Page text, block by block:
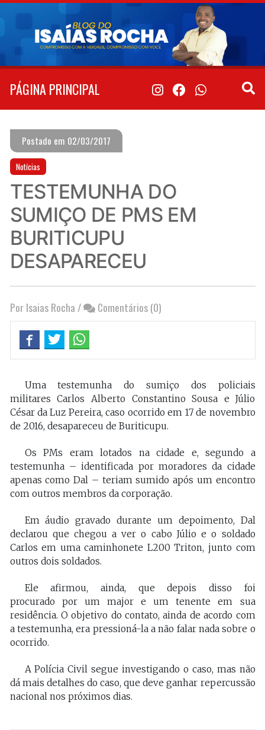
Pular
conteúdo
PÁGINA PRINCIPAL
Postado em 02/03/2017
Notícias
TESTEMUNHA DO
SUMIÇO DE PMS EM
BURITICUPU
DESAPARECEU
Por Isaias Rocha / Comentários (0)
Uma testemunha do sumiço dos policiais
militares Carlos Alberto Constantino Sousa e Júlio
César da Luz Pereira, caso ocorrido em 17 de novembro
de 2016, desapareceu de Buriticupu.
Os PMs eram lotados na cidade e, segundo a
testemunha – identificada por moradores da cidade
apenas como Dal – teriam sumido após um encontro
com outros membros da corporação.
Em áudio gravado durante um depoimento, Dal
declarou que chegou a ver o cabo Júlio e o soldado
Carlos em uma caminhonete L200 Triton, junto com
outros dois soldados.
Ele afirmou, ainda, que depois disso foi
procurado por um major e um tenente em sua
residência. O objetivo do contato, ainda de acordo com
a testemunha, era pressioná-la a não falar nada sobre o
ocorrido.
A Polícia Civil segue investigando o caso, mas não
dá mais detalhes do caso, que deve ganhar repercussão
nacional nos próximos dias.